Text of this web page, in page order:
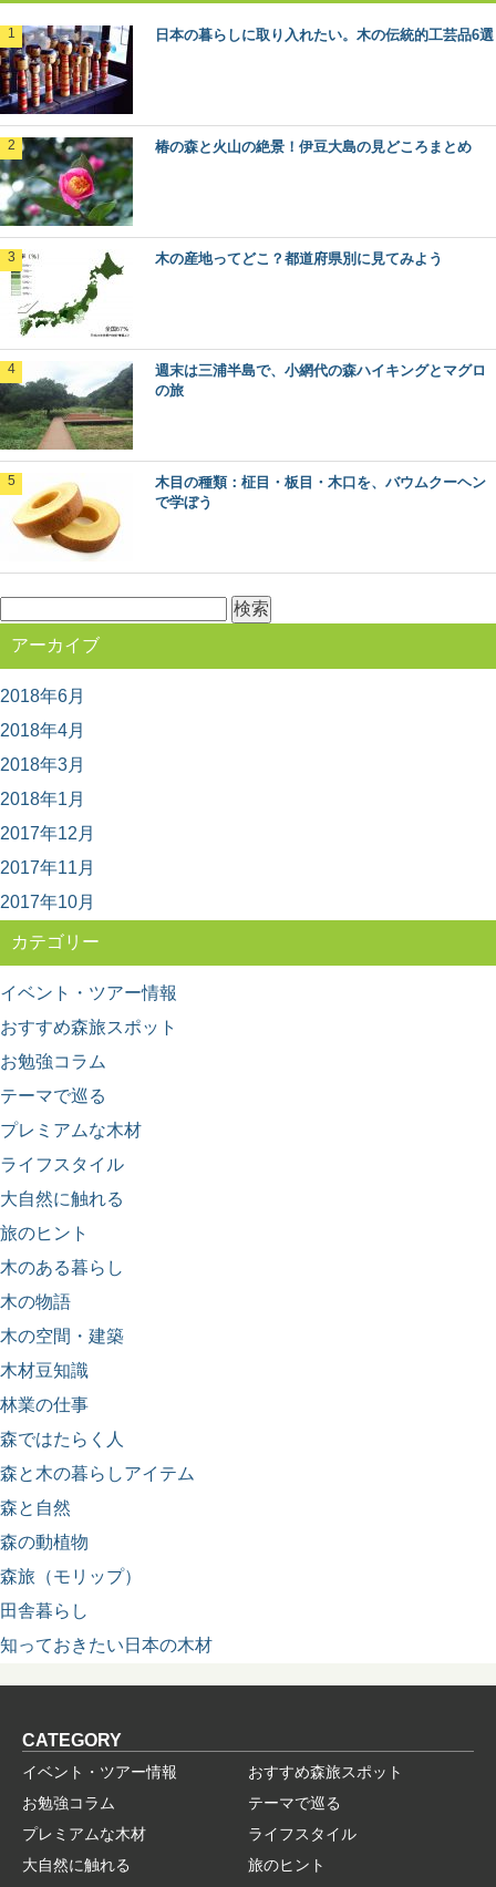
森に行くときに気を付けたい、危険な生物た
500年の歴史を持ち、戦後の日本林業のモデルともなった
のが、奈良県南部の吉野地方で編み出された「吉野...
日本各地の林業のモデルとなった、吉野林業。 その発祥
の地と言われる奈良県川上村には、なんと日本...
日本の暮らしに取り入れたい。木の伝統的工芸品6選
椿の森と火山の絶景！伊豆大島の見どころまとめ
木の産地ってどこ？都道府県別に見てみよう
週末は三浦半島で、小網代の森ハイキングとマグロ
の旅
木目の種類：柾目・板目・木口を、バウムクーヘン
で学ぼう
索:
アーカイブ
2018年6月
2018年4月
2018年3月
2018年1月
2017年12月
2017年11月
2017年10月
カテゴリー
イベント・ツアー情報
おすすめ森旅スポット
お勉強コラム
テーマで巡る
プレミアムな木材
ライフスタイル
大自然に触れる
旅のヒント
木のある暮らし
木の物語
木の空間・建築
木材豆知識
林業の仕事
森ではたらく人
森と木の暮らしアイテム
森と自然
森の動植物
森旅（モリップ）
田舎暮らし
知っておきたい日本の木材
CATEGORY
イベント・ツアー情報
おすすめ森旅スポット
お勉強コラム
テーマで巡る
プレミアムな木材
ライフスタイル
大自然に触れる
旅のヒント